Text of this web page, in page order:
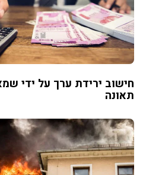
חישוב ירידת ערך על ידי
תאונה